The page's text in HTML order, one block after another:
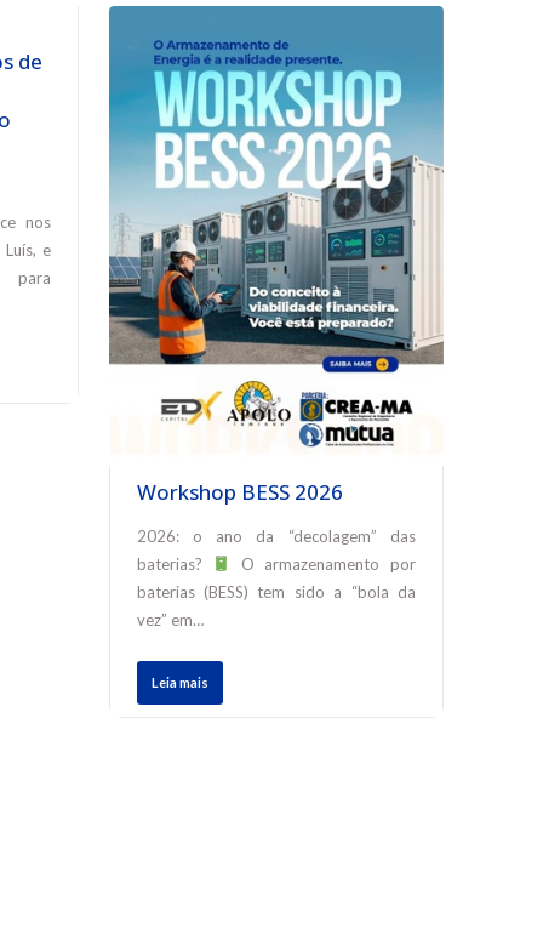
de
nos
e
para
Workshop BESS 2026
2026: o ano da “decolagem” das
baterias?
O armazenamento por
baterias (BESS) tem sido a “bola da
vez” em…
Leia mais